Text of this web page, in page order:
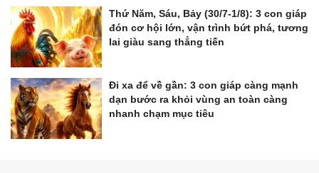
Thứ Năm, Sáu, Bảy (30/7-1/8): 3 con giáp
đón cơ hội lớn, vận trình bứt phá, tương
lai giàu sang thẳng tiến
Đi xa để về gần: 3 con giáp càng mạnh
dạn bước ra khỏi vùng an toàn càng
nhanh chạm mục tiêu